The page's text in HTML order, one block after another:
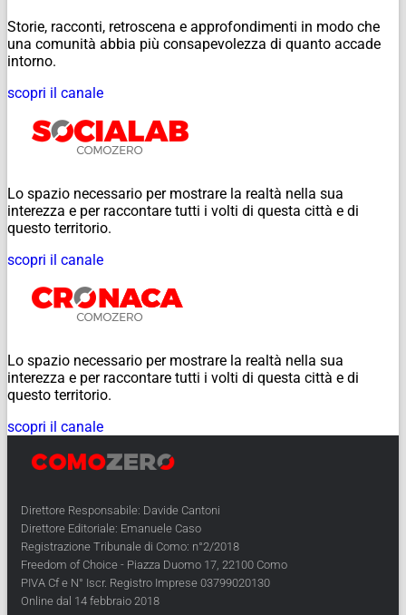
Storie, racconti, retroscena e approfondimenti in modo che
una comunità abbia più consapevolezza di quanto accade
intorno.
scopri il canale
Lo spazio necessario per mostrare la realtà nella sua
interezza e per raccontare tutti i volti di questa città e di
questo territorio.
scopri il canale
Lo spazio necessario per mostrare la realtà nella sua
interezza e per raccontare tutti i volti di questa città e di
questo territorio.
scopri il canale
Direttore Responsabile: Davide Cantoni
Direttore Editoriale: Emanuele Caso
Registrazione Tribunale di Como: n°2/2018
Freedom of Choice - Piazza Duomo 17, 22100 Como
PIVA Cf e N° Iscr. Registro Imprese 03799020130
Online dal 14 febbraio 2018